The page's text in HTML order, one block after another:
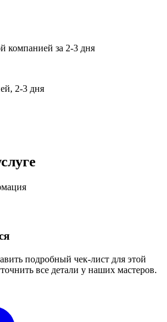
компанией за 2-3 дня
2-3 дня
подробный чек-лист для этой
все детали у наших мастеров.